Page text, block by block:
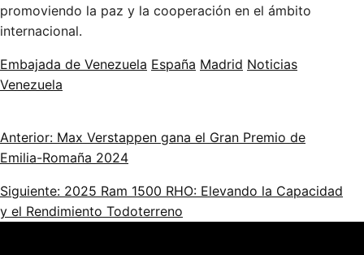
promoviendo la paz y la cooperación en el ámbito
internacional.
Embajada de Venezuela España Madrid Noticias
Venezuela
Anterior: Max Verstappen gana el Gran Premio de
Emilia-Romaña 2024
Siguiente: 2025 Ram 1500 RHO: Elevando la Capacidad
y el Rendimiento Todoterreno